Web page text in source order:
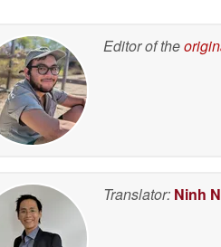
Editor of the
Translator: Ninh